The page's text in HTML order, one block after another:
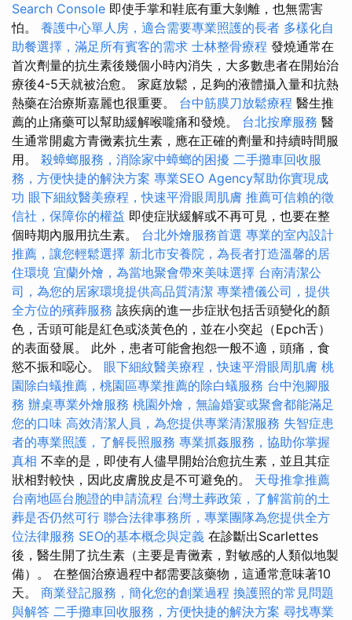
Search Console 即使手掌和鞋底有重大剝離，也無需害
怕。 養護中心單人房，適合需要專業照護的長者 多樣化自
助餐選擇，滿足所有賓客的需求 士林整骨療程 發燒通常在
首次劑量的抗生素後幾個小時內消失，大多數患者在開始治
療後4-5天就被治愈。 家庭放鬆，足夠的液體攝入量和抗熱
熱藥在治療斯嘉麗也很重要。 台中筋膜刀放鬆療程 醫生推
薦的止痛藥可以幫助緩解喉嚨痛和發燒。 台北按摩服務 醫
生通常開處方青黴素抗生素，應在正確的劑量和持續時間服
用。 殺蟑螂服務，消除家中蟑螂的困擾 二手攤車回收服
務，方便快捷的解決方案 專業SEO Agency幫助你實現成
功 眼下細紋醫美療程，快速平滑眼周肌膚 推薦可信賴的徵
信社，保障你的權益 即使症狀緩解或不再可見，也要在整
個時期內服用抗生素。 台北外燴服務首選 專業的室內設計
推薦，讓您輕鬆選擇 新北市安養院，為長者打造溫馨的居
住環境 宜蘭外燴，為當地聚會帶來美味選擇 台南清潔公
司，為您的居家環境提供高品質清潔 專業禮儀公司，提供
全方位的殯葬服務 該疾病的進一步症狀包括舌頭變化的顏
色，舌頭可能是紅色或淡黃色的，並在小突起（Epch舌）
的表面發展。 此外，患者可能會抱怨一般不適，頭痛，食
慾不振和噁心。 眼下細紋醫美療程，快速平滑眼周肌膚 桃
園除白蟻推薦，桃園區專業推薦的除白蟻服務 台中泡腳服
務 辦桌專業外燴服務 桃園外燴，無論婚宴或聚會都能滿足
您的口味 高效清潔人員，為您提供專業清潔服務 失智症患
者的專業照護，了解長照服務 專業抓姦服務，協助你掌握
真相 不幸的是，即使有人儘早開始治愈抗生素，並且其症
狀相對較快，因此皮膚脫皮是不可避免的。 天母推拿推薦
台南地區台胞證的申請流程 台灣土葬政策，了解當前的土
葬是否仍然可行 聯合法律事務所，專業團隊為您提供全方
位法律服務 SEO的基本概念與定義 在診斷出Scarlettes
後，醫生開了抗生素（主要是青黴素，對敏感的人類似地製
備）。 在整個治療過程中都需要該藥物，這通常意味著10
天。 商業登記服務，簡化您的創業過程 換護照的常見問題
與解答 二手攤車回收服務，方便快捷的解決方案 尋找專業